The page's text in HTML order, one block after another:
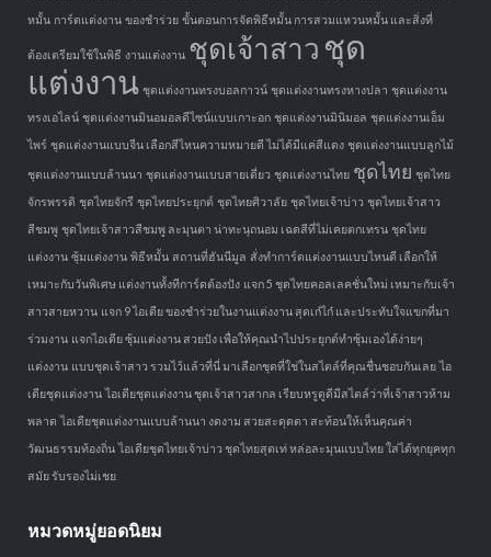
หมั้น การ์ดแต่งงาน ของชำร่วย ขั้นตอนการจัดพิธีหมั้น การสวมแหวนหมั้น และสิ่งที่
ต้องเตรียมใช้ในพิธี งานแต่งงาน ชุดเจ้าสาว ชุด
แต่งงาน ชุดแต่งงานทรงบอลกาวน์ ชุดแต่งงานทรงหางปลา ชุดแต่งงาน
ทรงเอไลน์ ชุดแต่งงานมินอมอลดีไซน์แบบเกาะอก ชุดแต่งงานมินิมอล ชุดแต่งงานเอ็ม
ไพร์ ชุดแต่งงานแบบจีน เลือกสีไหนความหมายดี ไม่ได้มีแค่สีแดง ชุดแต่งงานแบบลูกไม้
ชุดแต่งงานแบบล้านนา ชุดแต่งงานแบบสายเดี่ยว ชุดแต่งงานไทย ชุดไทย ชุดไทย
จักรพรรดิ ชุดไทยจักรี ชุดไทยประยุกต์ ชุดไทยศิวาลัย ชุดไทยเจ้าบ่าว ชุดไทยเจ้าสาว
สีชมพู ชุดไทยเจ้าสาวสีชมพู ละมุนตา น่าทะนุถนอม เฉดสีที่ไม่เคยตกเทรน ชุดไทย
แต่งงาน ซุ้มแต่งงาน พิธีหมั้น สถานที่ฮันนีมูล สั่งทำการ์ดแต่งงานแบบไหนดี เลือกให้
เหมาะกับวันพิเศษ แต่งงานทั้งทีการ์ดต้องปัง แจก 5 ชุดไทยคอลเลคชั่นใหม่ เหมาะกับเจ้า
สาวสายหวาน แจก 9 ไอเดีย ของชำร่วยในงานแต่งงาน สุดเก๋ไก๋ และประทับใจแขกที่มา
ร่วมงาน แจกไอเดีย ซุ้มแต่งงาน สวยปัง เพื่อให้คุณนำไปประยุกต์ทำซุ้มเองได้ง่ายๆ
แต่งงาน แบบชุดเจ้าสาว รวมไว้แล้วที่นี่ มาเลือกชุดที่ใช่ในสไตล์ที่คุณชื่นชอบกันเลย ไอ
เดียชุดแต่งงาน ไอเดียชุดแต่งงาน ชุดเจ้าสาวสากล เรียบหรูดูดีมีสไตล์ว่าที่เจ้าสาวห้าม
พลาด ไอเดียชุดแต่งงานแบบล้านนา งดงาม สวยสะดุดตา สะท้อนให้เห็นคุณค่า
วัฒนธรรมท้องถิ่น ไอเดียชุดไทยเจ้าบ่าว ชุดไทยสุดเท่ หล่อละมุนแบบไทย ใส่ได้ทุกยุคทุก
สมัย รับรองไม่เชย
หมวดหมู่ยอดนิยม